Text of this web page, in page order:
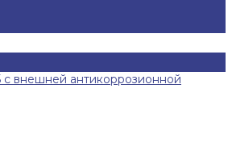
с внешней антикоррозионной